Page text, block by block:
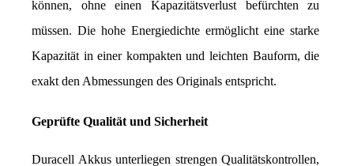
können, ohne einen Kapazitätsverlust befürchten zu
müssen. Die hohe Energiedichte ermöglicht eine starke
Kapazität in einer kompakten und leichten Bauform, die
exakt den Abmessungen des Originals entspricht.
Geprüfte Qualität und Sicherheit
Duracell Akkus unterliegen strengen Qualitätskontrollen,